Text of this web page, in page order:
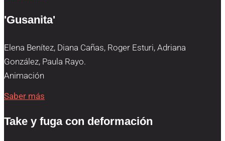
'Gusanita'
Elena Benítez, Diana Cañas, Roger Esturi, Adriana
González, Paula Rayo.
Animación
Saber más
Take y fuga con deformación